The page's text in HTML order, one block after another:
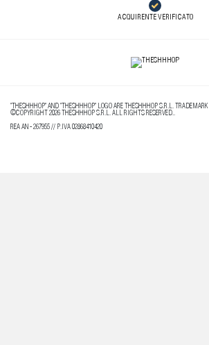
ACQUIRENTE VERIFICATO
"THESHHHOP" AND "THESHHHOP" LOGO ARE THESHHHOP S.R.L.
©COPYRIGHT 2026 THESHHHOP S.R.L. ALL RIGHTS RESERVED..
REA AN - 267955 // P.IVA 02868410420